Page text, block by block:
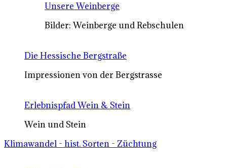
Unsere Weinberge
Bilder: Weinberge und Rebschulen
Die Hessische Bergstraße
Impressionen von der Bergstrasse
Erlebnispfad Wein & Stein
Wein und Stein
Klimawandel - hist. Sorten - Züchtung